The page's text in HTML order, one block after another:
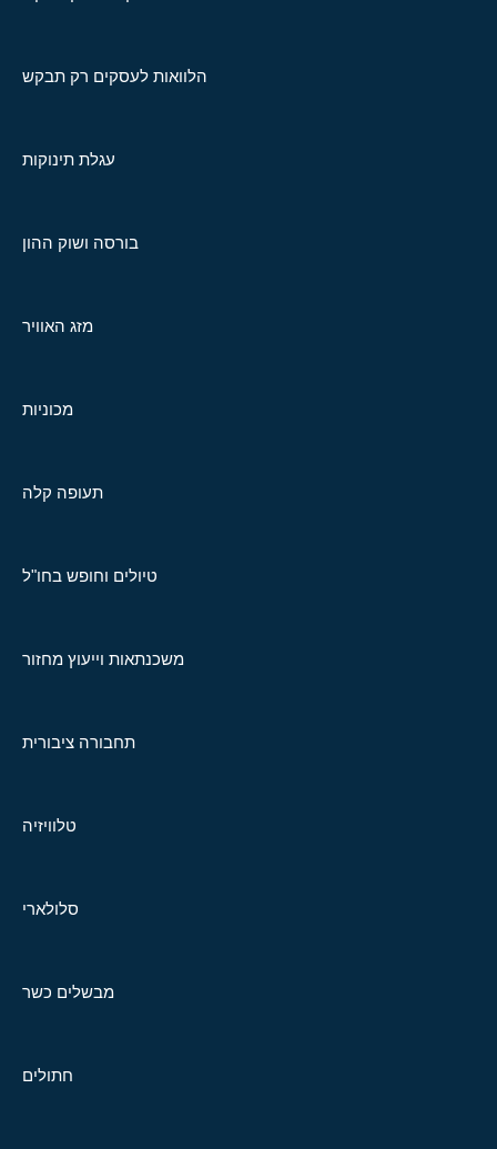
הלוואות לעסקים רק תבקש
עגלת תינוקות
בורסה ושוק ההון
מזג האוויר
מכוניות
תעופה קלה
טיולים וחופש בחו"ל
משכנתאות וייעוץ מחזור
תחבורה ציבורית
טלוויזיה
סלולארי
מבשלים כשר
חתולים